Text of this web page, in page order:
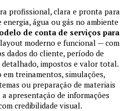
profissional, clara e pronta para
água ou gás no ambiente
de conta de serviços para
moderno e funcional — com
dados do cliente, período de
impostos e valor total.
treinamentos, simulações,
ou preparação de materiais
apresentação de informações
credibilidade visual.